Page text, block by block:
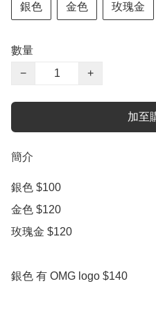
銀色 金色 玫瑰金
數量
−
+
加至
簡介
銀色 $100
金色 $120
玫瑰金 $120
銀色 有 OMG logo $140